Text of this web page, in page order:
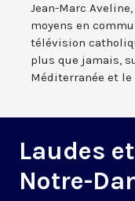
Jean-Marc
moyens en
télévision
plus que jamais,
Méditerranée et
Laudes
Notre-